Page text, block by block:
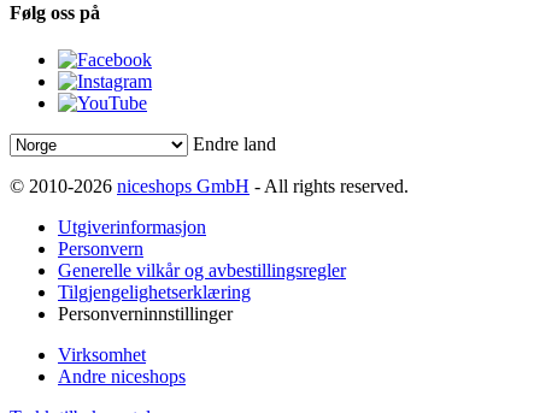
Følg oss på
Endre land
© 2010-2026 niceshops GmbH - All rights reserved.
Utgiverinformasjon
Personvern
Generelle vilkår og avbestillingsregler
Tilgjengelighetserklæring
Personverninnstillinger
Virksomhet
Andre niceshops